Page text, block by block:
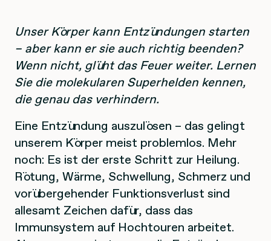
Unser Körper kann Entzündungen starten
– aber kann er sie auch richtig beenden?
Wenn nicht, glüht das Feuer weiter. Lernen
Sie die molekularen Superhelden kennen,
die genau das verhindern.
Eine Entzündung auszulösen – das gelingt
unserem Körper meist problemlos. Mehr
noch: Es ist der erste Schritt zur Heilung.
Rötung, Wärme, Schwellung, Schmerz und
vorübergehender Funktionsverlust sind
allesamt Zeichen dafür, dass das
Immunsystem auf Hochtouren arbeitet.